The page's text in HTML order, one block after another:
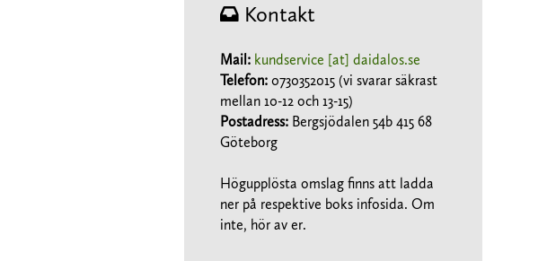
Kontakt
Mail: kundservice [at] daidalos.se
Telefon: 0730352015 (vi svarar säkrast
mellan 10-12 och 13-15)
Postadress: Bergsjödalen 54b 415 68
Göteborg
Högupplösta omslag finns att ladda
ner på respektive boks infosida. Om
inte, hör av er.